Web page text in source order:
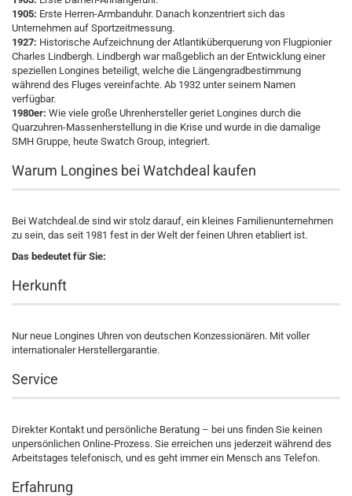
1905: Erste Herren-Armbanduhr. Danach konzentriert sich das
Unternehmen auf Sportzeitmessung.
1927: Historische Aufzeichnung der Atlantiküberquerung von Flugpionier
Charles Lindbergh. Lindbergh war maßgeblich an der Entwicklung einer
speziellen Longines beteiligt, welche die Längengradbestimmung
während des Fluges vereinfachte. Ab 1932 unter seinem Namen
verfügbar.
1980er: Wie viele große Uhrenhersteller geriet Longines durch die
Quarzuhren-Massenherstellung in die Krise und wurde in die damalige
SMH Gruppe, heute Swatch Group, integriert.
Warum Longines bei Watchdeal kaufen
Bei Watchdeal.de sind wir stolz darauf, ein kleines Familienunternehmen
zu sein, das seit 1981 fest in der Welt der feinen Uhren etabliert ist.
Das bedeutet für Sie:
Herkunft
Nur neue Longines Uhren von deutschen Konzessionären. Mit voller
internationaler Herstellergarantie.
Service
Direkter Kontakt und persönliche Beratung – bei uns finden Sie keinen
unpersönlichen Online-Prozess. Sie erreichen uns jederzeit während des
Arbeitstages telefonisch, und es geht immer ein Mensch ans Telefon.
Erfahrung